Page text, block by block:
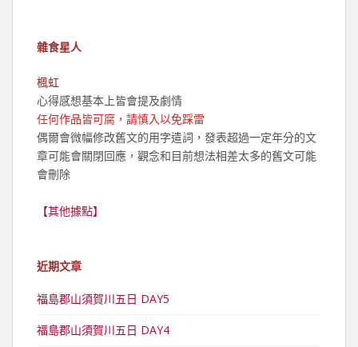
雜食星人
楓虹
心得感想基本上皆會提及劇情
任何作品皆可腐，請慎入以免踩雷
偶爾會微幅修改舊文的用字遣詞，發表超過一定年分的文
章可能會關閉回應，觀念和目前想法相差太多的舊文可能
會刪除
【其他據點】
近期文章
福島郡山須賀川五日 DAY5
福島郡山須賀川五日 DAY4